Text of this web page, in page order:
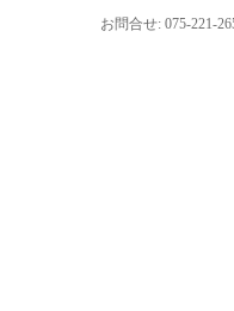
お問合せ: 075-221-